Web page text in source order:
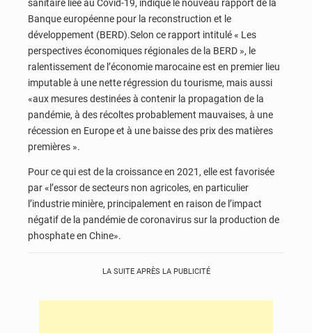
sanitaire liée au Covid-19, indique le nouveau rapport de la
Banque européenne pour la reconstruction et le
développement (BERD).Selon ce rapport intitulé « Les
perspectives économiques régionales de la BERD », le
ralentissement de l’économie marocaine est en premier lieu
imputable à une nette régression du tourisme, mais aussi
«aux mesures destinées à contenir la propagation de la
pandémie, à des récoltes probablement mauvaises, à une
récession en Europe et à une baisse des prix des matières
premières ».
Pour ce qui est de la croissance en 2021, elle est favorisée
par «l’essor de secteurs non agricoles, en particulier
l’industrie minière, principalement en raison de l’impact
négatif de la pandémie de coronavirus sur la production de
phosphate en Chine».
LA SUITE APRÈS LA PUBLICITÉ